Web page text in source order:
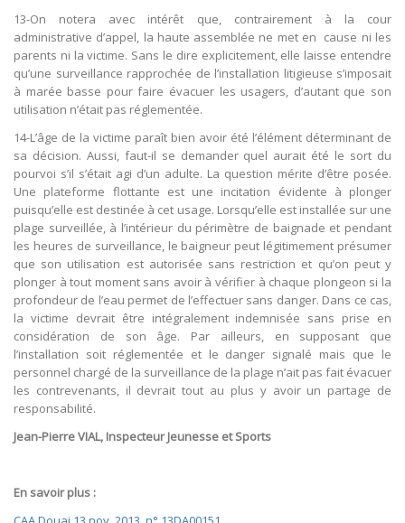
13-On notera avec intérêt que, contrairement à la cour
administrative d’appel, la haute assemblée ne met en cause ni les
parents ni la victime. Sans le dire explicitement, elle laisse entendre
qu’une surveillance rapprochée de l’installation litigieuse s’imposait
à marée basse pour faire évacuer les usagers, d’autant que son
utilisation n’était pas réglementée.
14-L’âge de la victime paraît bien avoir été l’élément déterminant de
sa décision. Aussi, faut-il se demander quel aurait été le sort du
pourvoi s’il s’était agi d’un adulte. La question mérite d’être posée.
Une plateforme flottante est une incitation évidente à plonger
puisqu’elle est destinée à cet usage. Lorsqu’elle est installée sur une
plage surveillée, à l’intérieur du périmètre de baignade et pendant
les heures de surveillance, le baigneur peut légitimement présumer
que son utilisation est autorisée sans restriction et qu’on peut y
plonger à tout moment sans avoir à vérifier à chaque plongeon si la
profondeur de l’eau permet de l’effectuer sans danger. Dans ce cas,
la victime devrait être intégralement indemnisée sans prise en
considération de son âge. Par ailleurs, en supposant que
l’installation soit réglementée et le danger signalé mais que le
personnel chargé de la surveillance de la plage n’ait pas fait évacuer
les contrevenants, il devrait tout au plus y avoir un partage de
responsabilité.
Jean-Pierre VIAL, Inspecteur Jeunesse et Sports
En savoir plus :